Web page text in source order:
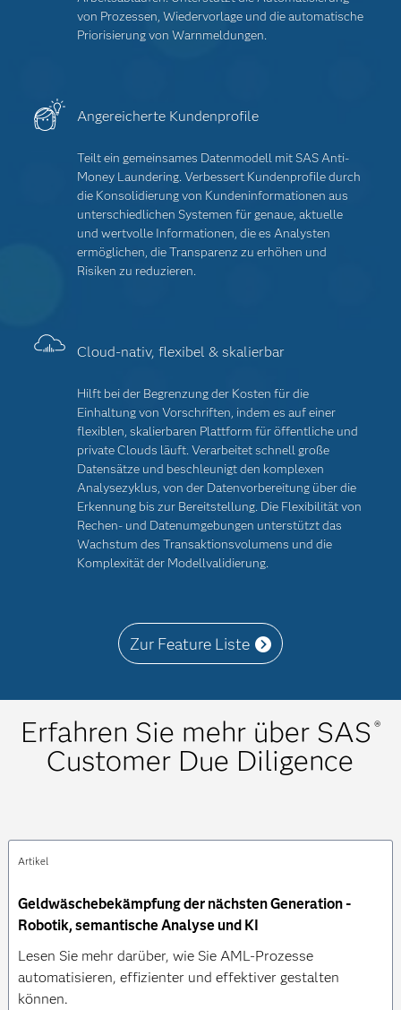
von Prozessen, Wiedervorlage und die automatische
Priorisierung von Warnmeldungen.
Angereicherte Kundenprofile
Teilt ein gemeinsames Datenmodell mit SAS Anti-
Money Laundering. Verbessert Kundenprofile durch
die Konsolidierung von Kundeninformationen aus
unterschiedlichen Systemen für genaue, aktuelle
und wertvolle Informationen, die es Analysten
ermöglichen, die Transparenz zu erhöhen und
Risiken zu reduzieren.
Cloud-nativ, flexibel & skalierbar
Hilft bei der Begrenzung der Kosten für die
Einhaltung von Vorschriften, indem es auf einer
flexiblen, skalierbaren Plattform für öffentliche und
private Clouds läuft. Verarbeitet schnell große
Datensätze und beschleunigt den komplexen
Analysezyklus, von der Datenvorbereitung über die
Erkennung bis zur Bereitstellung. Die Flexibilität von
Rechen- und Datenumgebungen unterstützt das
Wachstum des Transaktionsvolumens und die
Komplexität der Modellvalidierung.
Zur Feature Liste
Erfahren Sie mehr über SAS ®
Customer Due Diligence
Artikel
Geldwäschebekämpfung der nächsten Generation -
Robotik, semantische Analyse und KI
Lesen Sie mehr darüber, wie Sie AML-Prozesse
automatisieren, effizienter und effektiver gestalten
können.